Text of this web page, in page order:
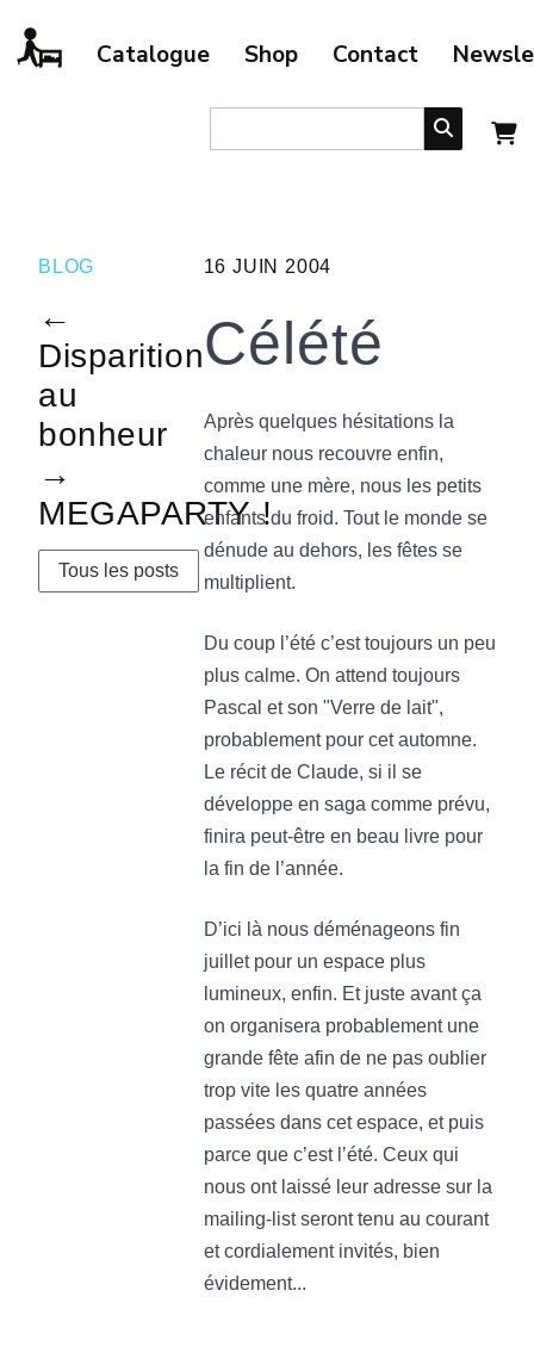
Catalogue Shop Contact
BLOG
←
Disparition
au
bonheur
→
MEGAPARTY !
Tous les posts
16 JUIN 2004
Célété
Après quelques hésitations la
chaleur nous recouvre enfin,
comme une mère, nous les petits
enfants du froid. Tout le monde se
dénude au dehors, les fêtes se
multiplient.
Du coup l’été c’est toujours un peu
plus calme. On attend toujours
Pascal et son "Verre de lait",
probablement pour cet automne.
Le récit de Claude, si il se
développe en saga comme prévu,
finira peut-être en beau livre pour
la fin de l’année.
D’ici là nous déménageons fin
juillet pour un espace plus
lumineux, enfin. Et juste avant ça
on organisera probablement une
grande fête afin de ne pas oublier
trop vite les quatre années
passées dans cet espace, et puis
parce que c’est l’été. Ceux qui
nous ont laissé leur adresse sur la
mailing-list seront tenu au courant
et cordialement invités, bien
évidement...